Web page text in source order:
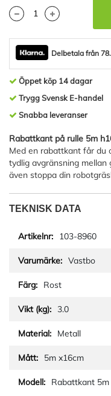
Delbetala från
Öppet köp 14 dagar
Trygg Svensk E-handel
Snabba leveranser
Rabattkant på rulle 5m
Med en rabattkant får du
tydlig avgränsning
även stoppa din
TEKNISK DATA
103-8960
Vastbo
Rost
3.0
Metall
5m x16cm
Rabattkant